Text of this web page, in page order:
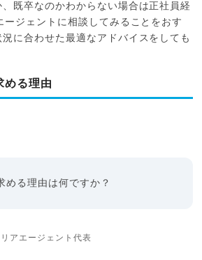
既卒なのかわからない場合は正社員経
ジェントに相談してみることをおす
に合わせた最適なアドバイスをしても
める理由
める理由は何ですか？
アエージェント代表